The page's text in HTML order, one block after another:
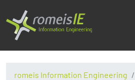
romeis Information Engineering